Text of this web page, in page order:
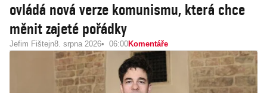
ovládá nová verze komunismu, která chce
měnit zajeté pořádky
Jefim Fištejn8. srpna 2026 06:00Komentáře